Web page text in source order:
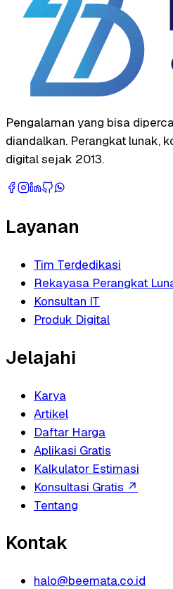
Pengalaman yang bisa
diandalkan. Perangkat lunak,
digital sejak 2013.
Layanan
Tim Terdedikasi
Rekayasa Perangkat
Konsultan IT
Produk Digital
Jelajahi
Karya
Artikel
Daftar Harga
Aplikasi Gratis
Kalkulator Estimasi
Konsultasi Gratis ↗
Tentang
Kontak
halo@beemata.co.id